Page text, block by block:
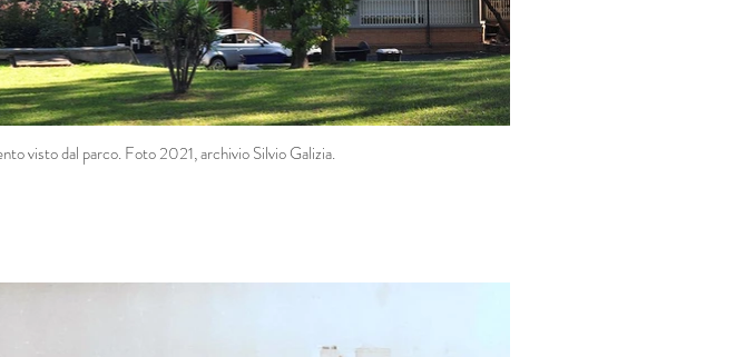
visto dal parco. Foto 2021, archivio Silvio Galizia.